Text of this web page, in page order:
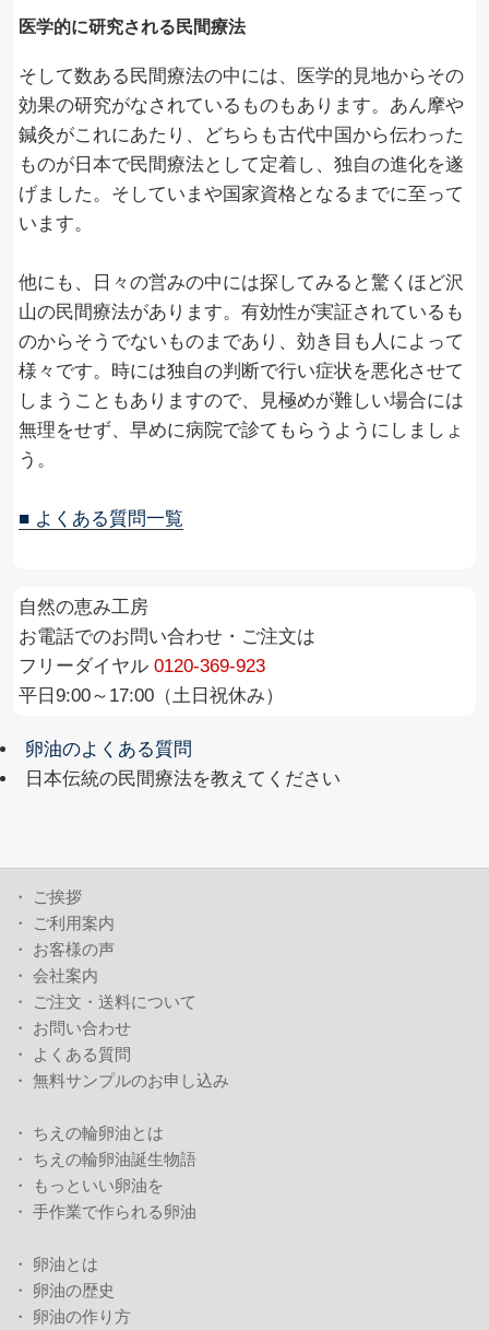
医学的に研究される民間療法
そして数ある民間療法の中には、医学的見地からその
効果の研究がなされているものもあります。あん摩や
鍼灸がこれにあたり、どちらも古代中国から伝わった
ものが日本で民間療法として定着し、独自の進化を遂
げました。そしていまや国家資格となるまでに至って
います。
他にも、日々の営みの中には探してみると驚くほど沢
山の民間療法があります。有効性が実証されているも
のからそうでないものまであり、効き目も人によって
様々です。時には独自の判断で行い症状を悪化させて
しまうこともありますので、見極めが難しい場合には
無理をせず、早めに病院で診てもらうようにしましょ
う。
■ よくある質問一覧
自然の恵み工房
お電話でのお問い合わせ・ご注文は
フリーダイヤル0120-369-923
平日9:00～17:00（土日祝休み）
卵油のよくある質問
日本伝統の民間療法を教えてください
・
ご挨拶
・
ご利用案内
・ お客様の声
・会社案内
・
ご注文・送料について
・ お問い合わせ
・
よくある質問
・無料サンプルのお申し込み
・ ちえの輪卵油とは
・ ちえの輪卵油誕生物語
・
もっといい卵油を
・手作業で作られる卵油
・ 卵油とは
・ 卵油の歴史
・ 卵油の作り方